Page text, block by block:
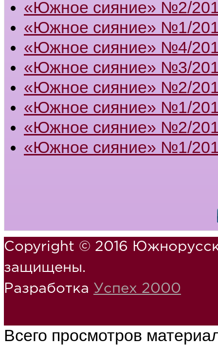
«Южное сияние» №2/
«Южное сияние» №1/
«Южное сияние» №4/
«Южное сияние» №3/
«Южное сияние» №2/
«Южное сияние» №1/
«Южное сияние» №2/
«Южное сияние» №1/
Copyright © 2016
защищены.
Разработка Успех 2000
Всего просмотров